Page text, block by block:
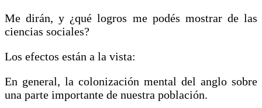
Me dirán, y ¿qué logros me podés mostrar de las
ciencias sociales?
Los efectos están a la vista:
En general, la colonización mental del anglo sobre
una parte importante de nuestra población.